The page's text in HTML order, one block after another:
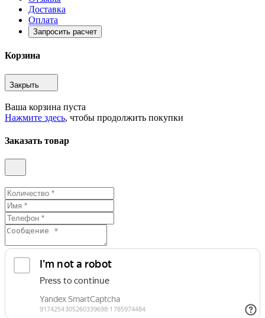
Доставка
Оплата
Запросить расчет
Корзина
Закрыть
Ваша корзина пуста
Нажмите здесь, чтобы продолжить покупки
Заказать товар